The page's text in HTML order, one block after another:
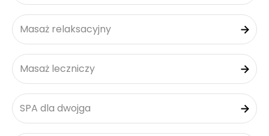
Masaż relaksacyjny
Masaż leczniczy
SPA dla dwojga